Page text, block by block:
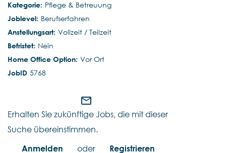
Pflege & Betreuung
Berufserfahren
Vollzeit / Teilzeit
Nein
Vor Ort
5768
mail_outline
Erhalten Sie zukünftige Jobs, die mit dieser
Suche übereinstimmen.
Anmelden
oder Registrieren